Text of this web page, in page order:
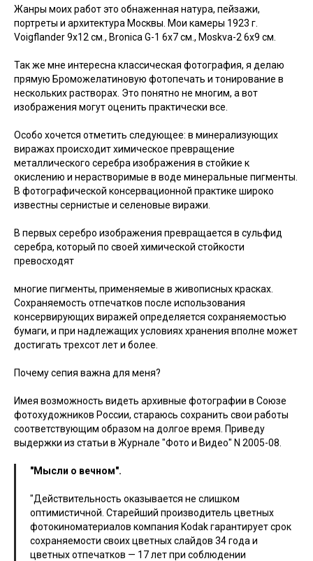
Жанры моих работ это обнаженная натура, пейзажи,
портреты и архитектура Москвы. Мои камеры 1923 г.
Voigflander 9х12 см., Bronica G-1 6x7 см., Moskva-2 6x9 см.
Так же мне интересна классическая фотография, я делаю
прямую Броможелатиновую фотопечать и тонирование в
нескольких растворах. Это понятно не многим, а вот
изображения могут оценить практически все.
Особо хочется отметить следующее: в минерализующих
виражах происходит химическое превращение
металлического серебра изображения в стойкие к
окислению и нерастворимые в воде минеральные пигменты.
В фотографической консервационной практике широко
известны сернистые и селеновые виражи.
В первых серебро изображения превращается в сульфид
серебра, который по своей химической стойкости
превосходят
многие пигменты, применяемые в живописных красках.
Сохраняемость отпечатков после использования
консервирующих виражей определяется сохраняемостью
бумаги, и при надлежащих условиях хранения вполне может
достигать трехсот лет и более.
Почему сепия важна для меня?
Имея возможность видеть архивные фотографии в Союзе
фотохудожников России, стараюсь сохранить свои работы
соответствующим образом на долгое время. Приведу
выдержки из статьи в Журнале "Фото и Видео" N 2005-08.
"Мысли о вечном".
"Действительность оказывается не слишком
оптимистичной. Старейший производитель цветных
фотокиноматериалов компания Kodak гарантирует срок
сохраняемости своих цветных слайдов 34 года и
цветных отпечатков — 17 лет при соблюдении